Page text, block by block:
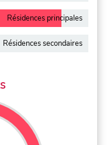
Résidences principales
Résidences secondaires